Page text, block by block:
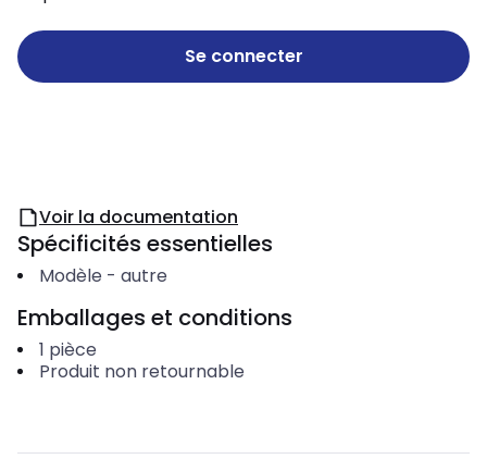
Se connecter
Voir la documentation
Spécificités essentielles
Modèle - autre
Emballages et conditions
1 pièce
Produit non retournable